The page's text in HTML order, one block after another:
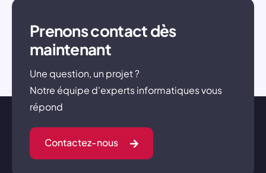
Prenons contact dès
maintenant
Une question, un projet ?
Notre équipe d'experts informatiques vous
répond
Contactez-nous